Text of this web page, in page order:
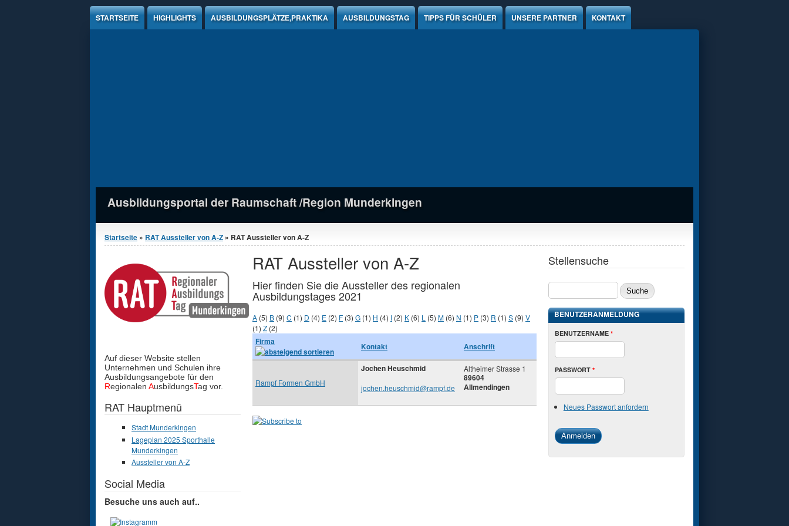
STARTSEITE HIGHLIGHTS AUSBILDUNGSPLÄTZE,PRAKTIKA AUSBILDUNGSTAG TIPPS FÜR SCHÜLER UNSERE PARTNER KONTAKT
Ausbildungsportal der Raumschaft /Region Munderkingen
Sie sind hier
Startseite » RAT Aussteller von A-Z » RAT Aussteller von A-Z
RAT Aussteller von A-Z
Hier finden Sie die Aussteller des regionalen
Ausbildungstages 2021
A (5) B (9) C (1) D (4) E (2) F (3) G (1) H (4) I (2) K (6) L (5) M (6) N (1) P (3) R (1) S (9) V
(1) Z (2)
Firma Kontakt Anschrift
Rampf Formen GmbH
Jochen Heuschmid
jochen.heuschmid@rampf.de
Altheimer Strasse 1
89604
Allmendingen
Auf dieser Website stellen
Unternehmen und Schulen ihre
Ausbildungsangebote für den
Regionalen AusbildungsTag vor.
RAT Hauptmenü
Stadt Munderkingen
Lageplan 2025 Sporthalle
Munderkingen
Aussteller von A-Z
Social Media
Besuche uns auch auf..
Stellensuche
BENUTZERANMELDUNG
BENUTZERNAME *
PASSWORT *
Neues Passwort anfordern